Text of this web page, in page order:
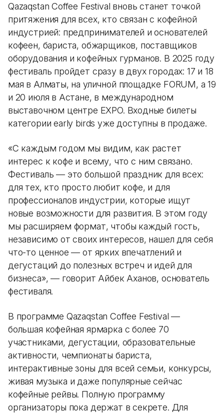
Qazaqstan Coffee Festival вновь станет точкой
притяжения для всех, кто связан с кофейной
индустрией: предпринимателей и основателей
кофеен, бариста, обжарщиков, поставщиков
оборудования и кофейных гурманов. В 2025 году
фестиваль пройдет сразу в двух городах: 17 и 18
мая в Алматы, на уличной площадке FORUM, а 19
и 20 июля в Астане, в международном
выставочном центре EXPO. Входные билеты
категории early birds уже доступны в продаже.
«С каждым годом мы видим, как растет
интерес к кофе и всему, что с ним связано.
Фестиваль — это большой праздник для всех:
для тех, кто просто любит кофе, и для
профессионалов индустрии, которые ищут
новые возможности для развития. В этом году
мы расширяем формат, чтобы каждый гость,
независимо от своих интересов, нашел для себя
что-то ценное — от ярких впечатлений и
дегустаций до полезных встреч и идей для
бизнеса», — говорит Айбек Аханов, основатель
фестиваля.
В программе Qazaqstan Coffee Festival —
большая кофейная ярмарка с более 70
участниками, дегустации, образовательные
активности, чемпионаты бариста,
интерактивные зоны для всей семьи, конкурсы,
живая музыка и даже популярные сейчас
кофейные рейвы. Полную программу
организаторы пока держат в секрете. Для